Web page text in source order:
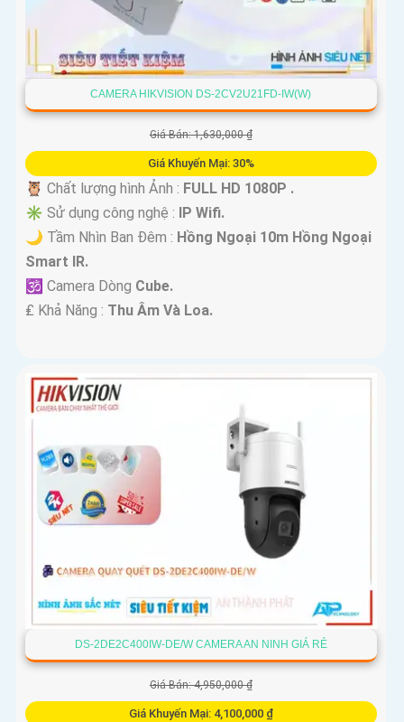
CAMERA HIKVISION DS-2CV2U21FD-IW(W)
Giá Bán: 1,630,000 ₫
Giá Khuyến Mại: 30%
🦉 Chất lượng hình Ảnh : FULL HD 1080P .
✳️ Sử dụng công nghệ :
IP Wifi.
🌙 Tầm Nhìn Ban Đêm : Hồng Ngoại 10m Hồng Ngoại
Smart IR.
🕉️ Camera Dòng Cube.
️₤ Khả Năng : Thu Âm Và Loa.
DS-2DE2C400IW-DE/W CAMERA AN NINH GIÁ RẺ
Giá Bán: 4,950,000 ₫
Giá Khuyến Mại: 4,100,000 ₫